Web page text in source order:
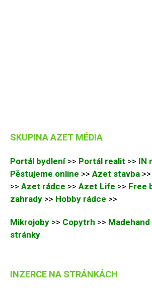
SKUPINA AZET MÉDIA
Portál bydlení >> Portál realit >> IN
Pěstujeme online >> Azet stavba >>
>> Azet rádce >> Azet Life >> Free
zahrady >> Hobby rádce >>
Mikrojoby >> Copytrh >> Madehand
stránky
INZERCE NA STRÁNKÁCH